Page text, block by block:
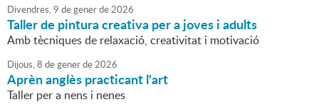
Divendres,9 degenerde2026
Taller de pintura creativa per a joves i adults
Amb tècniques de relaxació, creativitat i motivació
Dijous,8 degenerde2026
Aprèn anglès practicant l'art
Taller per a nens i nenes